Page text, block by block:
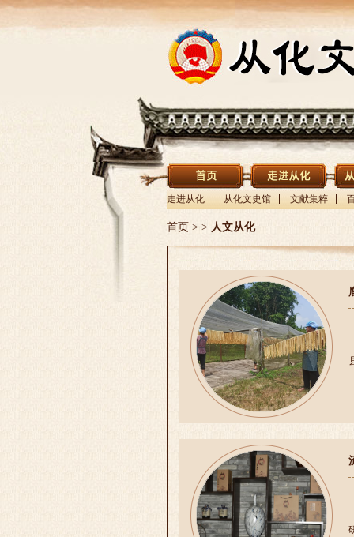
走进从化 从化文史馆 文献集粹
首页 > > 人文从化